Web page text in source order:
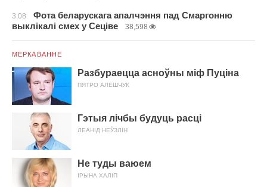
3.08
Фота беларускага апалчэння пад Смаргонню
выклікалі смех у Сеціве
38,598
МЕРКАВАННЕ
Разбураецца асноўны міф Пуціна
ПЯТРО АЛЕШЧУК
Гэтыя лічбы будуць расці
ЛЕАНІД НЕЎЗЛІН
Не туды ваюем
ІРЫНА ХАЛІП